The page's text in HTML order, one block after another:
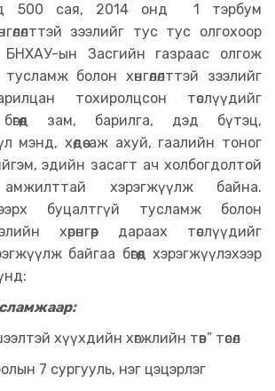
500 сая, 2014 онд 1 тэрбум
зээлийг тус тус олгохоор
БНХАУ-ын Засгийн газраас олгож
болон хөнгөлөлттэй зээлийг
тохиролцсон төслүүдийг
бөгөөд зам, барилга, дэд бүтэц,
мэнд, хөдөө аж ахуй, гаалийн тоног
нийгэм, эдийн засагт ач холбогдолтой
амжилттай хэрэгжүүлж байна.
буцалтгүй тусламж болон
хөрөнгөөр дараах төслүүдийг
байгаа бөгөөд хэрэгжүүлэхээр
хүүхдийн хөгжлийн төв” төсөл
7 сургууль, нэг цэцэрлэг